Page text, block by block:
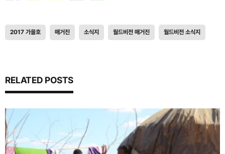
2017 가을호 매거진 소식지 월드비전 매거진 월드비전 소식지
RELATED POSTS